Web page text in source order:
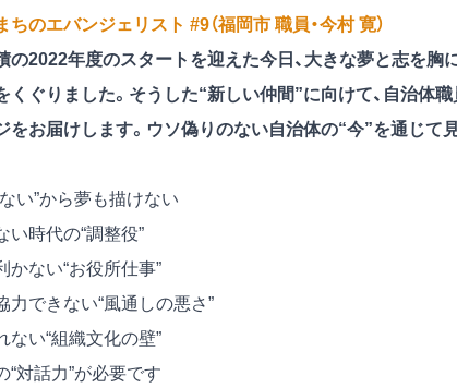
ちのエバンジェリスト #9（福岡市 職員・今村 寛）
の2022年度のスタートを迎えた今日、大きな夢と志を胸
くぐりました。そうした“新しい仲間”に向けて、自治体
をお届けします。ウソ偽りのない自治体の“今”を通じて
い”から夢も描けない
い時代の“調整役”
かない“お役所仕事”
力できない“風通しの悪さ”
ない“組織文化の壁”
“対話力”が必要です